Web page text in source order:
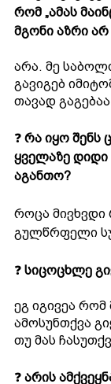
რომ „ამას
მგონი აზრი არ
არა. მე
გავიგებ
თავად
❓ რა იყო შენს
ყველაზე დიდი
აგანთო?
როცა მივხვდი
გულწრფელი
❓ სიცოცხლე
ეგ იგივეა რომ
ამოსუნთქვა
თუ მას
❓ არის